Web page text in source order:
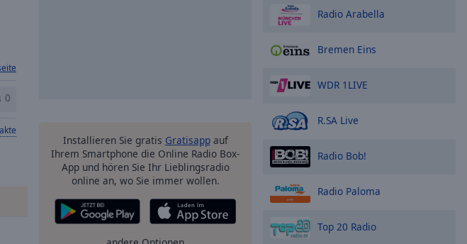
0
Installieren Sie gratis Gratisappauf
Ihrem Smartphone die Online Radio Box-
App und hören Sie Ihr Lieblingsradio
online an, wo Sie immer wollen.
Radio Arabella
Bremen Eins
WDR 1LIVE
R.SA Live
Radio Bob!
Radio Paloma
Top 20 Radio